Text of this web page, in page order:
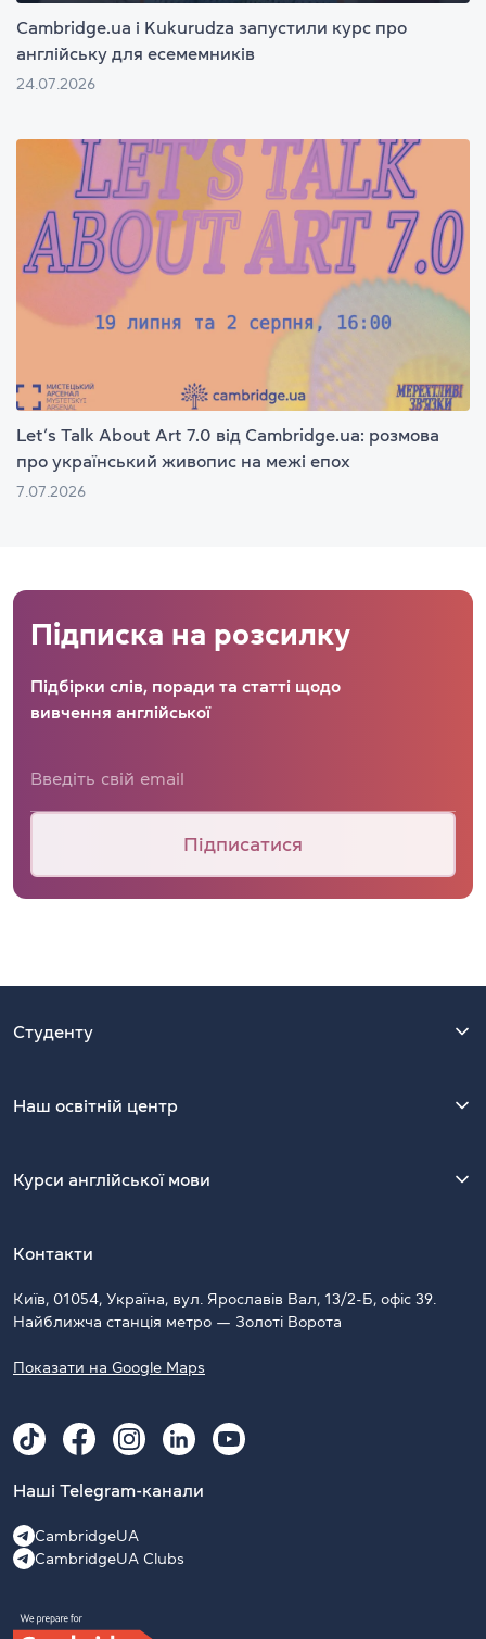
Cambridge.ua і Kukurudza запустили курс про
англійську для есемемників
24.07.2026
Let’s Talk About Art 7.0 від Cambridge.ua: розмова
про український живопис на межі епох
7.07.2026
Підписка на розсилку
Підбірки слів, поради та статті щодо
вивчення англійської
Підписатися
Студенту
Наш освітній центр
Курси англійської мови
Контакти
Київ, 01054, Україна, вул. Ярославів Вал, 13/2-Б, офіс 39.
Найближча станція метро — Золоті Ворота
Показати на Google Maps
Наші Telegram-канали
CambridgeUA
CambridgeUA Clubs